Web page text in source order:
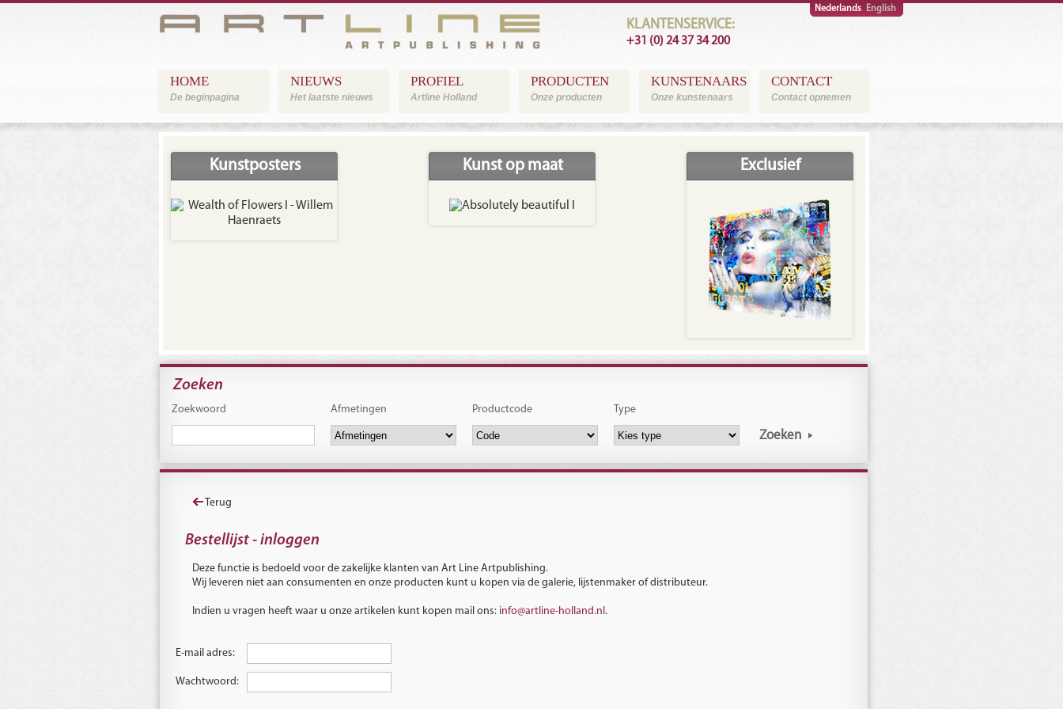
Nederlands English
KLANTENSERVICE:
+31 (0) 24 37 34 200
HOME
De beginpagina
NIEUWS
Het laatste nieuws
PROFIEL
Artline Holland
PRODUCTEN
Onze producten
KUNSTENAARS
Onze kunstenaars
CONTACT
Contact opnemen
Kunstposters Kunst op maat Exclusief
Zoeken
Zoekwoord Afmetingen Productcode Type
Zoeken
Terug
Bestellijst - inloggen
Deze functie is bedoeld voor de zakelijke klanten van Art Line Artpublishing.
Wij leveren niet aan consumenten en onze producten kunt u kopen via de galerie, lijstenmaker of distributeur.
Indien u vragen heeft waar u onze artikelen kunt kopen mail ons: info@artline-holland.nl.
E-mail adres:
Wachtwoord: